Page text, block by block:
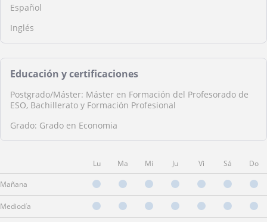
Español
Inglés
Educación y certificaciones
Postgrado/Máster: Máster en Formación del Profesorado de
ESO, Bachillerato y Formación Profesional
Grado: Grado en Economia
Lu Ma Mi Ju Vi Sá Do
Mañana
Mediodía